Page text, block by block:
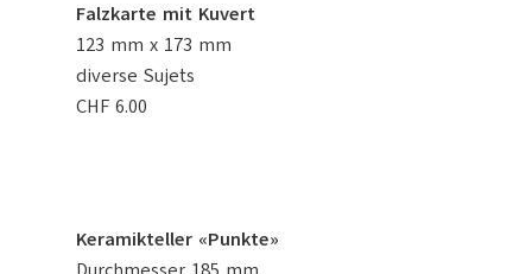
Falzkarte mit Kuvert
123 mm x 173 mm
diverse Sujets
CHF 6.00
Keramikteller «Punkte»